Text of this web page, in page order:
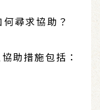
尋求協助？
助措施包括：